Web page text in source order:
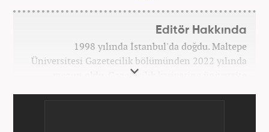
Editör Hakkında
1998 yılında İstanbul'da doğdu. Maltepe
Üniversitesi Gazetecilik bölümünden 2022 yılında
mezun oldu. Gazetecilik kariyerine üniversite